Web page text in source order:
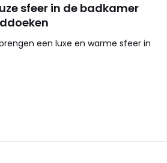
sfeer in de badkamer
een luxe en warme sfeer in